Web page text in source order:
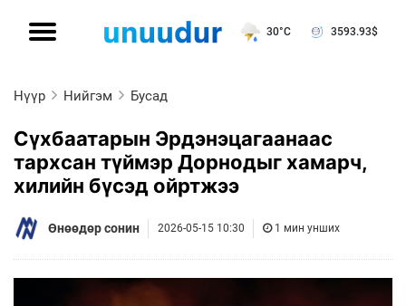
30°C 3593.93$
Нүүр Нийгэм Бусад
Сүхбаатарын Эрдэнэцагаанаас
тархсан түймэр Дорнодыг хамарч,
хилийн бүсэд ойртжээ
Өнөөдөр сонин 2026-05-15 10:30 1 мин унших